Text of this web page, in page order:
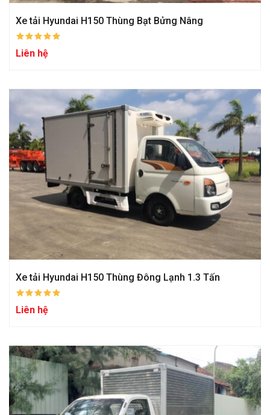
Xe tải Hyundai H150 Thùng Bạt Bửng Nâng
Liên hệ
Xe tải Hyundai H150 Thùng Đông Lạnh 1.3 Tấn
Liên hệ